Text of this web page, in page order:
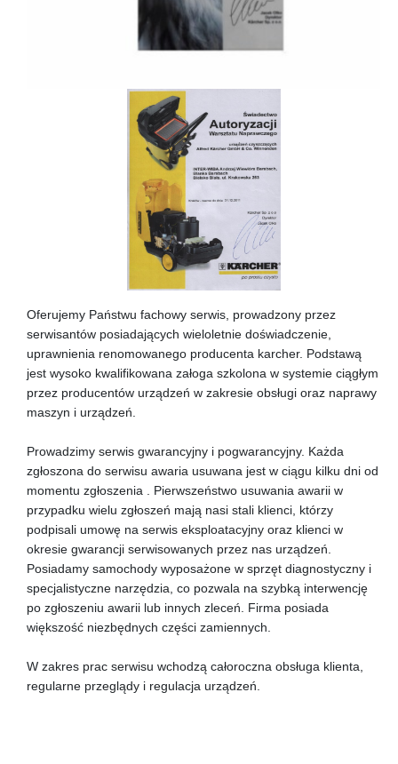
Oferujemy Państwu fachowy serwis, prowadzony przez
serwisantów posiadających wieloletnie doświadczenie,
uprawnienia renomowanego producenta karcher. Podstawą
jest wysoko kwalifikowana załoga szkolona w systemie ciągłym
przez producentów urządzeń w zakresie obsługi oraz naprawy
maszyn i urządzeń.
Prowadzimy serwis gwarancyjny i pogwarancyjny. Każda
zgłoszona do serwisu awaria usuwana jest w ciągu kilku dni od
momentu zgłoszenia . Pierwszeństwo usuwania awarii w
przypadku wielu zgłoszeń mają nasi stali klienci, którzy
podpisali umowę na serwis eksploatacyjny oraz klienci w
okresie gwarancji serwisowanych przez nas urządzeń.
Posiadamy samochody wyposażone w sprzęt diagnostyczny i
specjalistyczne narzędzia, co pozwala na szybką interwencję
po zgłoszeniu awarii lub innych zleceń. Firma posiada
większość niezbędnych części zamiennych.
W zakres prac serwisu wchodzą całoroczna obsługa klienta,
regularne przeglądy i regulacja urządzeń.